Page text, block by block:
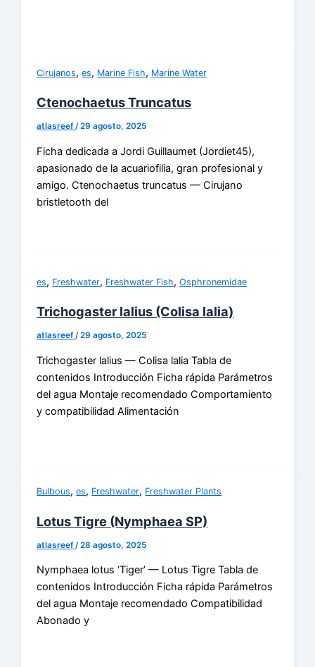
Cirujanos,es, Marine Fish, Marine Water
Ctenochaetus Truncatus
atlasreef/29 agosto, 2025
Ficha dedicada a Jordi Guillaumet (Jordiet45),
apasionado de la acuariofilia, gran profesional y
amigo. Ctenochaetus truncatus — Cirujano
bristletooth del
es, Freshwater, Freshwater Fish,Osphronemidae
Trichogaster lalius (Colisa lalia)
atlasreef/29 agosto, 2025
Trichogaster lalius — Colisa lalia Tabla de
contenidos Introducción Ficha rápida Parámetros
del agua Montaje recomendado Comportamiento
y compatibilidad Alimentación
Bulbous,es, Freshwater, Freshwater Plants
Lotus Tigre (Nymphaea SP)
atlasreef /28 agosto, 2025
Nymphaea lotus ‘Tiger’ — Lotus Tigre Tabla de
contenidos Introducción Ficha rápida Parámetros
del agua Montaje recomendado Compatibilidad
Abonado y